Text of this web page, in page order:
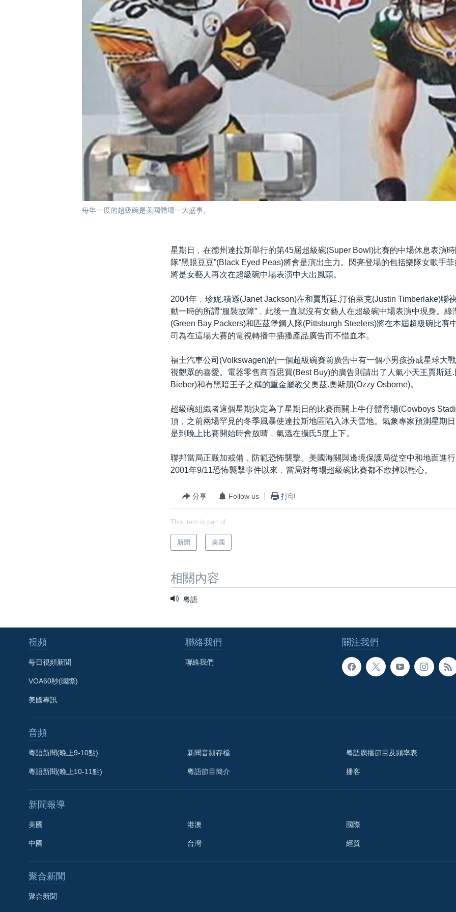
每年一度的超級碗是美國體壇一大盛事。
星期日﹐在德州達拉斯舉行的第45屆超級碗(Super Bowl)比賽的中場休息表演
隊“黑眼豆豆”(Black Eyed Peas)將會是演出主力。閃亮登場的包括樂隊女歌手
將是女藝人再次在超級碗中場表演中大出風頭。
2004年﹐珍妮.積遜(Janet Jackson)在和賈斯廷.汀伯萊克(Justin Timberlake)聯
動一時的所謂“服裝故障”﹐此後一直就沒有女藝人在超級碗中場表演中現身。綠
(Green Bay Packers)和匹茲堡鋼人隊(Pittsburgh Steelers)將在本屆超級碗比賽
司為在這場大賽的電視轉播中插播產品廣告而不惜血本。
福士汽車公司(Volkswagen)的一個超級碗賽前廣告中有一個小男孩扮成星球大
視觀眾的喜愛。電器零售商百思買(Best Buy)的廣告則請出了人氣小天王賈斯廷
Bieber)和有黑暗王子之稱的重金屬教父奧茲.奧斯朋(Ozzy Osborne)。
超級碗組織者這個星期決定為了星期日的比賽而關上牛仔體育場(Cowboys
頂﹐之前兩場罕見的冬季風暴使達拉斯地區陷入冰天雪地。氣象專家預測星期
是到晚上比賽開始時會放晴﹐氣溫在攝氏5度上下。
聯邦當局正嚴加戒備﹐防範恐怖襲擊。美國海關與邊境保護局從空中和地面進行
2001年9/11恐怖襲擊事件以來﹐當局對每場超級碗比賽都不敢掉以輕心。
分享 Follow us 打印
This item is part of
新聞 美國
相關內容
粵語
關注我們
視頻
每日視頻新聞
VOA60秒(國際)
美國專訊
聯絡我們
聯絡我們
音頻
粵語新聞(晚上9-10點)
粵語新聞(晚上10-11點)
新聞音頻存檔
粵語節目簡介
粵語廣播節目及頻率表
播客
新聞報導
美國
中國
港澳
台灣
國際
經貿
聚合新聞
聚合新聞